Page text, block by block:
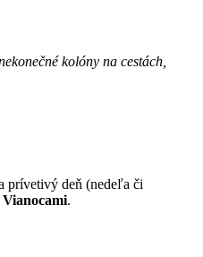
kolóny na cestách,
prívetivý deň (nedeľa či
.